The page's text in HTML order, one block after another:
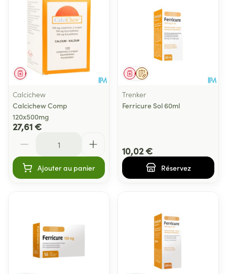
Médicament
Calcichew
Calcichew Comp
120x500mg
27,61 €
Ajouter au panier
Sur prescription
Médicament
Trenker
Ferricure Sol 60ml
10,02 €
Réservez